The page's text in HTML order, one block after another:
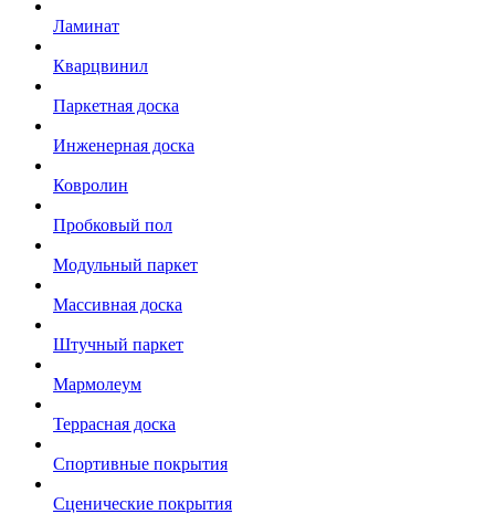
Ламинат
Кварцвинил
Паркетная доска
Инженерная доска
Ковролин
Пробковый пол
Модульный паркет
Массивная доска
Штучный паркет
Мармолеум
Террасная доска
Спортивные покрытия
Сценические покрытия